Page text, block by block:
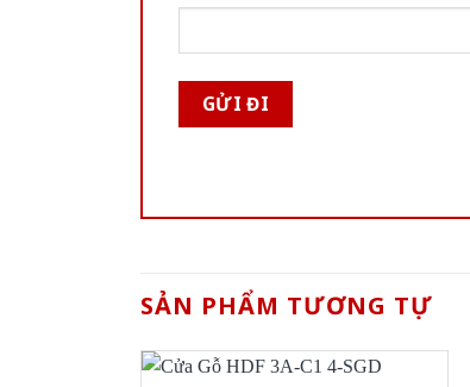
SẢN PHẨM TƯƠNG TỰ